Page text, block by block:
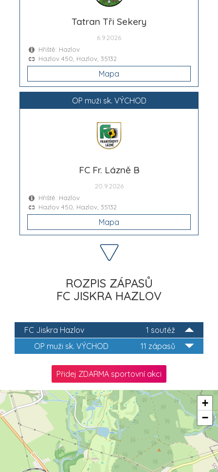
Tatran Tři Sekery
6.9.2026
Hřiště: Hazlov
Hazlov 450, Hazlov, 35132
Mapa
OP muži sk. VÝCHOD
FC Fr. Lázně B
20.9.2026
Hřiště: Hazlov
Hazlov 450, Hazlov, 35132
Mapa
ROZPIS ZÁPASŮ
FC JISKRA HAZLOV
1 soutěž
FC Jiskra Hazlov
11 zápasů
OP muži sk. VÝCHOD
Přidej ZDARMA sportovní akci
+
−